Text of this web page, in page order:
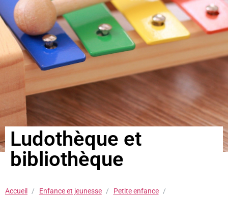
Ludothèque et
bibliothèque
Accueil Enfance et jeunesse Petite enfance